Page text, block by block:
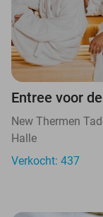
Entree voor
New Thermen
Halle
Verkocht: 437